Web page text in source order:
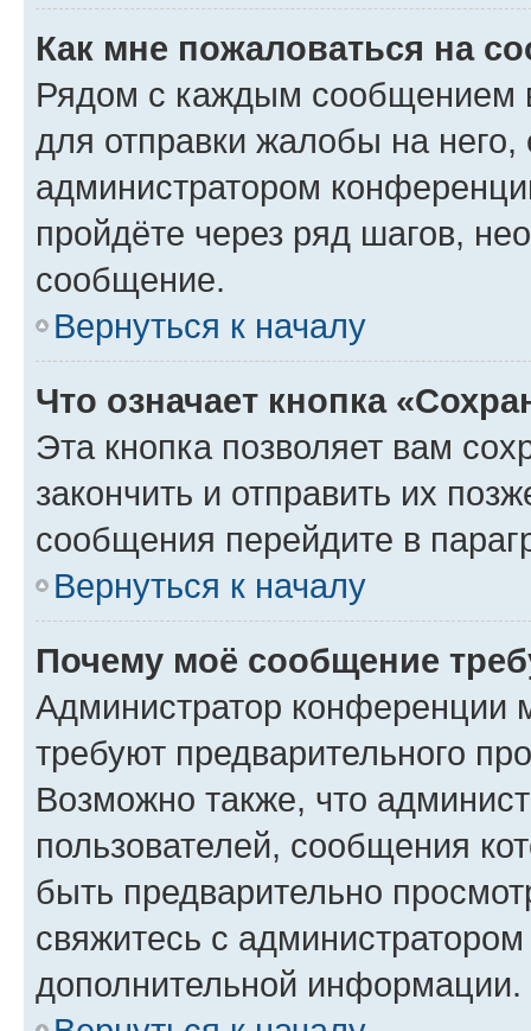
Как мне пожаловаться на
Рядом с каждым сообщением
для отправки жалобы на
администратором
пройдёте через ряд шагов,
сообщение.
Вернуться к началу
Что означает кнопка
Эта кнопка позволяет вам
закончить и отправить их
сообщения перейдите в
Вернуться к началу
Почему моё сообщение
Администратор конференции
требуют предварительного
Возможно также, что
пользователей, сообщения
быть предварительно
свяжитесь с
дополнительной информации.